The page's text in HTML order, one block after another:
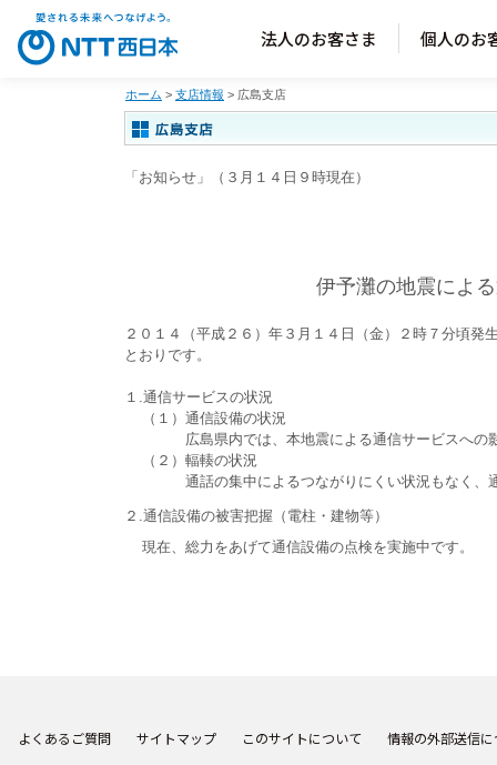
法人のお客さま 個人のお
ホーム > 支店情報 > 広島支店
「お知らせ」（３月１４日９時現在）
伊予灘の地震によ
２０１４（平成２６）年３月１４日（金）２時７分頃発
とおりです。
１.通信サービスの状況
（１）通信設備の状況
広島県内では、本地震による通信サービスへの
（２）輻輳の状況
通話の集中によるつながりにくい状況もなく、通
２.通信設備の被害把握（電柱・建物等）
現在、総力をあげて通信設備の点検を実施中です。
よくあるご質問 サイトマップ このサイトについて
情報の外部送信